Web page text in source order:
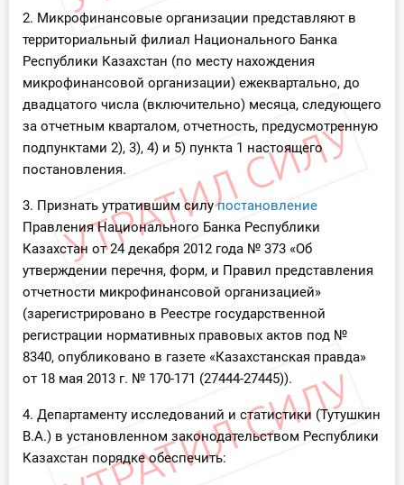
2. Микрофинансовые организации представляют в
территориальный филиал Национального Банка
Республики Казахстан (по месту нахождения
микрофинансовой организации) ежеквартально, до
двадцатого числа (включительно) месяца, следующего
за отчетным кварталом, отчетность, предусмотренную
подпунктами 2), 3), 4) и 5) пункта 1 настоящего
постановления.
3. Признать утратившим силупостановление
Правления Национального Банка Республики
Казахстан от 24 декабря 2012 года № 373 «Об
утверждении перечня, форм, и Правил представления
отчетности микрофинансовой организацией»
(зарегистрировано в Реестре государственной
регистрации нормативных правовых актов под №
8340, опубликовано в газете «Казахстанская правда»
от 18 мая 2013 г. № 170-171 (27444-27445)).
4. Департаменту исследований и статистики (Тутушкин
В.А.) в установленном законодательством Республики
Казахстан порядке обеспечить: